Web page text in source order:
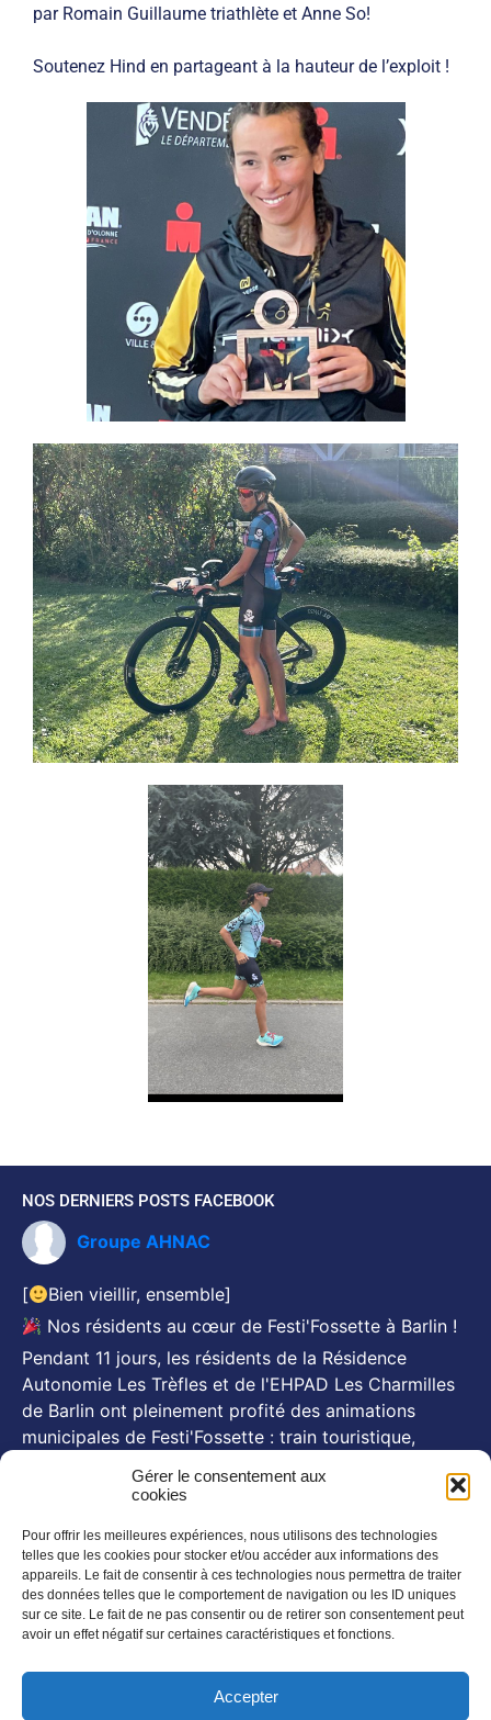
Gérer le consentement aux
cookies
Pour offrir les meilleures expériences, nous utilisons des technologies
telles que les cookies pour stocker et/ou accéder aux informations des
appareils. Le fait de consentir à ces technologies nous permettra de traiter
des données telles que le comportement de navigation ou les ID uniques
sur ce site. Le fait de ne pas consentir ou de retirer son consentement peut
avoir un effet négatif sur certaines caractéristiques et fonctions.
Accepter
par Romain Guillaume triathlète et Anne So!
Soutenez Hind en partageant à la hauteur de l’exploit !
NOS DERNIERS POSTS FACEBOOK
Groupe AHNAC
[
Bien vieillir, ensemble]
Nos résidents au cœur de Festi'Fossette à Barlin !
Pendant 11 jours, les résidents de la Résidence
Autonomie Les Trèfles et de l'EHPAD Les Charmilles
de Barlin ont pleinement profité des animations
municipales de Festi'Fossette : train touristique,
festif du 26 juillet animé par Michel Pruvot, aux côtés
Photo
NOS NEWSLETTERS
En savoir plus
SUIVEZ NOUS SUR :